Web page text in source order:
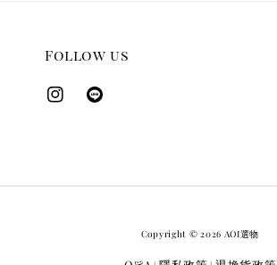
Follow us
Copyright © 2026 AOI選物